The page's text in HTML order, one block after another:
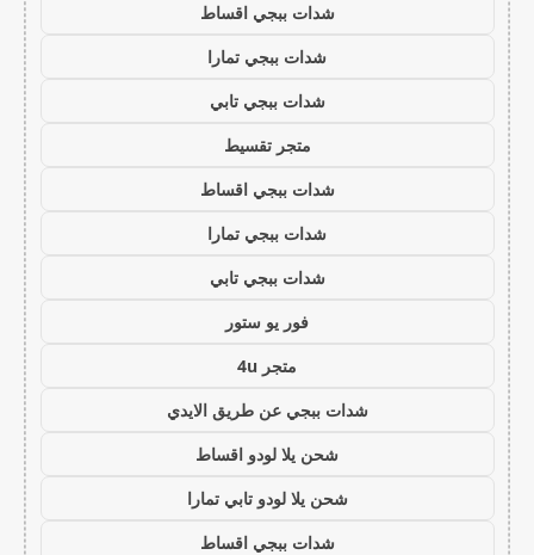
شدات ببجي اقساط
شدات ببجي تمارا
شدات ببجي تابي
متجر تقسيط
شدات ببجي اقساط
شدات ببجي تمارا
شدات ببجي تابي
فور يو ستور
متجر 4u
شدات ببجي عن طريق الايدي
شحن يلا لودو اقساط
شحن يلا لودو تابي تمارا
شدات ببجي اقساط